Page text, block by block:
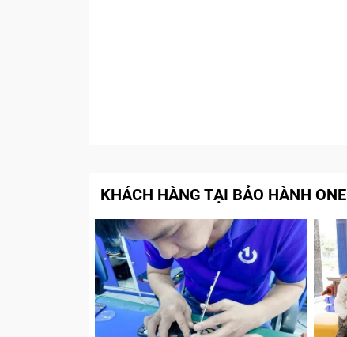
KHÁCH HÀNG TẠI BẢO HÀNH ONE